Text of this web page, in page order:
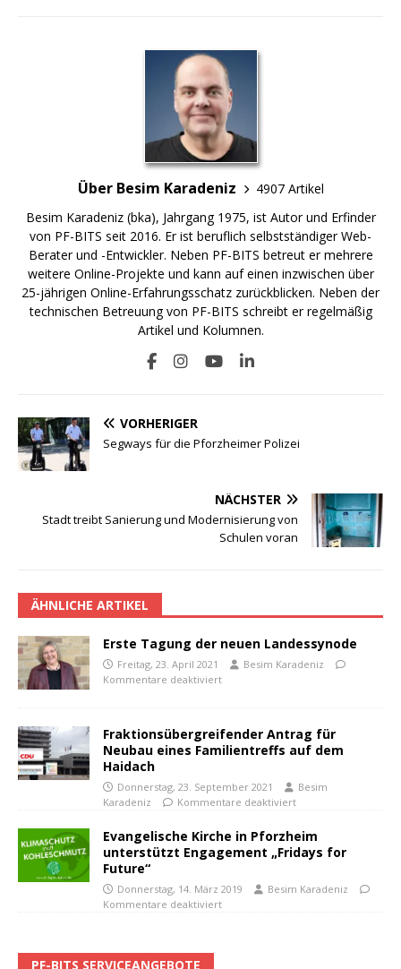
Über Besim Karadeniz
4907 Artikel
Besim Karadeniz (bka), Jahrgang 1975, ist Autor und Erfinder
von PF-BITS seit 2016. Er ist beruflich selbstständiger Web-
Berater und -Entwickler. Neben PF-BITS betreut er mehrere
weitere Online-Projekte und kann auf einen inzwischen über
25-jährigen Online-Erfahrungsschatz zurückblicken. Neben der
technischen Betreuung von PF-BITS schreibt er regelmäßig
Artikel und Kolumnen.
VORHERIGER
Segways für die Pforzheimer Polizei
NÄCHSTER
Stadt treibt Sanierung und Modernisierung von
Schulen voran
ÄHNLICHE ARTIKEL
Erste Tagung der neuen Landessynode
Freitag, 23. April 2021
Besim Karadeniz
Kommentare deaktiviert
Fraktionsübergreifender Antrag für
Neubau eines Familientreffs auf dem
Haidach
Donnerstag, 23. September 2021
Besim
Karadeniz
Kommentare deaktiviert
Evangelische Kirche in Pforzheim
unterstützt Engagement „Fridays for
Future“
Donnerstag, 14. März 2019
Besim Karadeniz
Kommentare deaktiviert
PF-BITS SERVICEANGEBOTE